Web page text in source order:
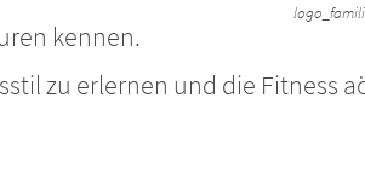
kennen.
zu erlernen und die Fitness